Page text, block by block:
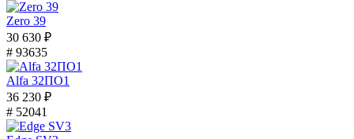
Zero 39
30 630 ₽
# 93635
Alfa 32ПО1
36 230 ₽
# 52041